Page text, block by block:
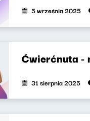
5 września 2025
Ćwierćnuta -
31 sierpnia 2025